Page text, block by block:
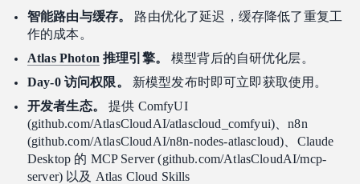
智能路由与缓存。
路由优化了延迟，缓存降低了重复工
作的成本。
Atlas Photon 推理引擎。
模型背后的自研优化层。
Day-0 访问权限。
新模型发布时即可立即获取使用。
开发者生态。
提供 ComfyUI
(github.com/AtlasCloudAI/atlascloud_comfyui)、n8n
(github.com/AtlasCloudAI/n8n-nodes-atlascloud)、Claude
Desktop 的 MCP Server (github.com/AtlasCloudAI/mcp-
server) 以及 Atlas Cloud Skills